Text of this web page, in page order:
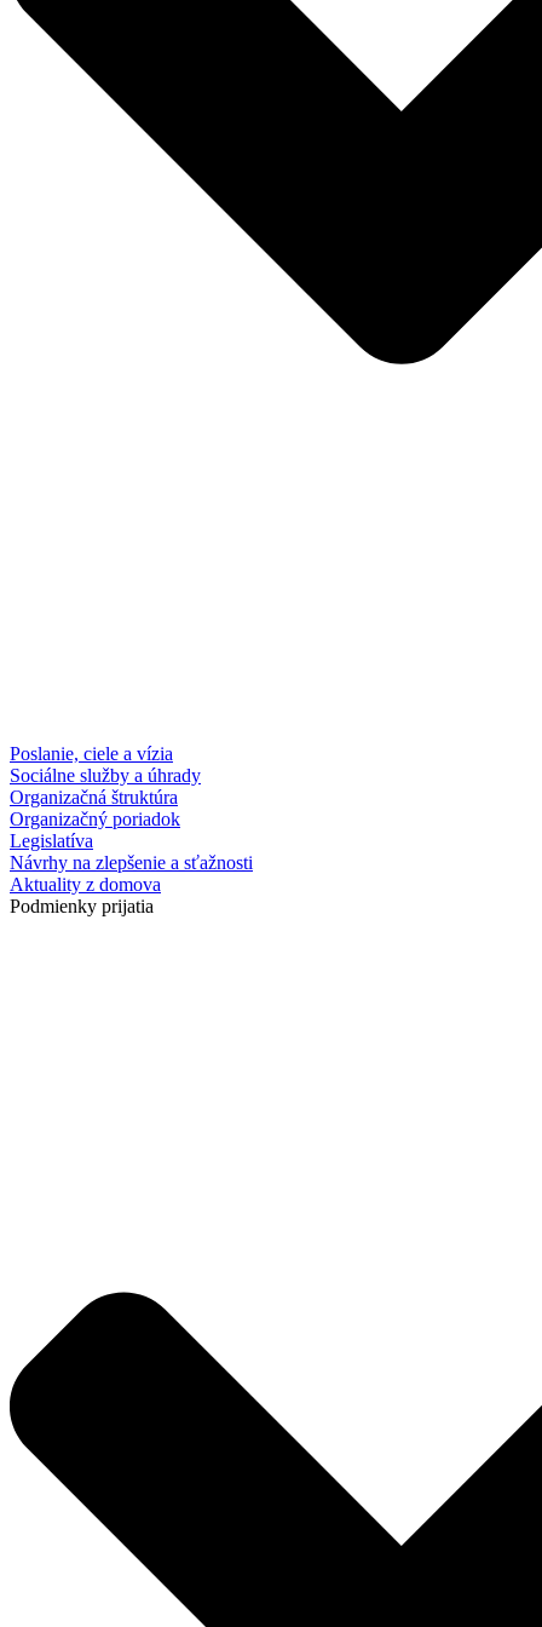
Poslanie, ciele a vízia
Sociálne služby a úhrady
Organizačná štruktúra
Organizačný poriadok
Legislatíva
Návrhy na zlepšenie a sťažnosti
Aktuality z domova
Podmienky prijatia